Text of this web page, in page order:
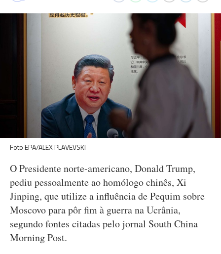
Foto EPA/ALEX PLAVEVSKI
O Presidente norte-americano, Donald Trump,
pediu pessoalmente ao homólogo chinês, Xi
Jinping, que utilize a influência de Pequim sobre
Moscovo para pôr fim à guerra na Ucrânia,
segundo fontes citadas pelo jornal South China
Morning Post.